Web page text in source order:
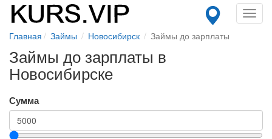
Главная Займы Новосибирск Займы до зарплаты
Займы до зарплаты в
Новосибирске
Сумма